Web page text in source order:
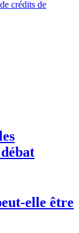
crédits de
elle être